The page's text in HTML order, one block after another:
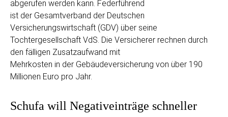
abgerufen werden kann. Federführend
ist der Gesamtverband der Deutschen
Versicherungswirtschaft (GDV) über seine
Tochtergesellschaft VdS. Die Versicherer rechnen durch
den fälligen Zusatzaufwand mit
Mehrkosten in der Gebäudeversicherung von über 190
Millionen Euro pro Jahr.
Schufa will Negativeinträge schneller